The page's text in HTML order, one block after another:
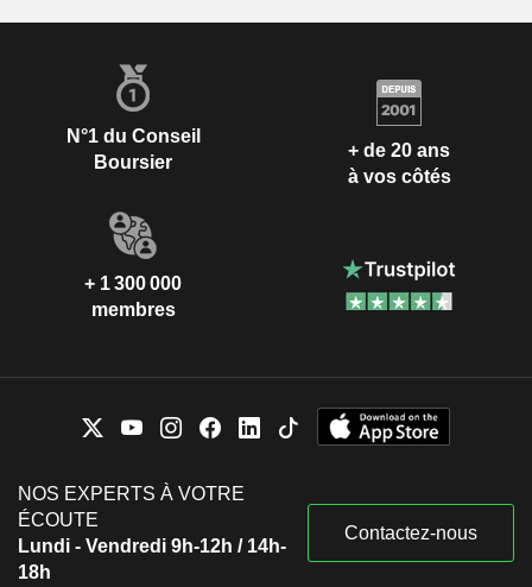
N°1 du Conseil
Boursier
+ de 20 ans
à vos côtés
+ 1 300 000
membres
NOS EXPERTS À VOTRE
ÉCOUTE
Lundi - Vendredi 9h-12h / 14h-
18h
Contactez-nous